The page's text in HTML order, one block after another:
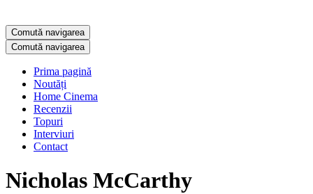
Comută navigarea
Comută navigarea
Prima pagină
Noutăți
Home Cinema
Recenzii
Topuri
Interviuri
Contact
Nicholas McCarthy